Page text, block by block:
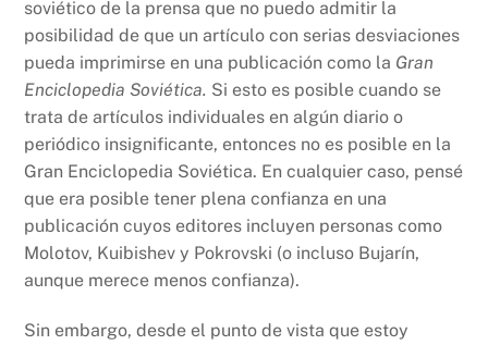
soviético de la prensa que no puedo admitir la
posibilidad de que un artículo con serias desviaciones
pueda imprimirse en una publicación como la Gran
Enciclopedia Soviética. Si esto es posible cuando se
trata de artículos individuales en algún diario o
periódico insignificante, entonces no es posible en la
Gran Enciclopedia Soviética. En cualquier caso, pensé
que era posible tener plena confianza en una
publicación cuyos editores incluyen personas como
Molotov, Kuibishev y Pokrovski (o incluso Bujarín,
aunque merece menos confianza).
Sin embargo, desde el punto de vista que estoy